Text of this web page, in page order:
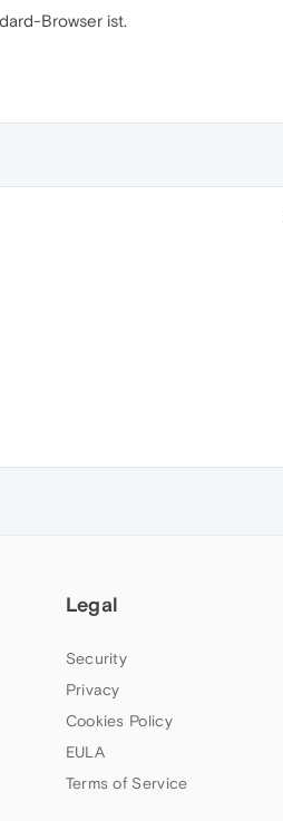
Browser ist.
Legal
Security
Privacy
Cookies Policy
EULA
Terms of Service